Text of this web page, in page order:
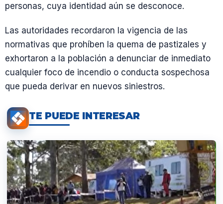
personas, cuya identidad aún se desconoce.
Las autoridades recordaron la vigencia de las
normativas que prohíben la quema de pastizales y
exhortaron a la población a denunciar de inmediato
cualquier foco de incendio o conducta sospechosa
que pueda derivar en nuevos siniestros.
TE PUEDE INTERESAR